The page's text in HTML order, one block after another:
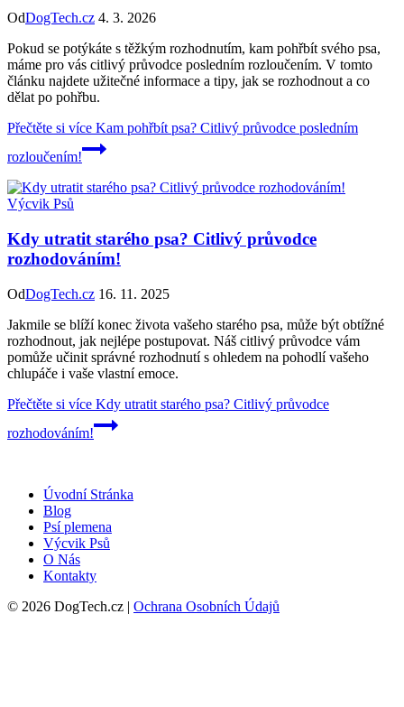
OdDogTech.cz 4. 3. 2026
Pokud se potýkáte s těžkým rozhodnutím, kam pohřbít svého psa,
máme pro vás citlivý průvodce posledním rozloučením. V tomto
článku najdete užitečné informace a tipy, jak se rozhodnout a co
dělat po pohřbu.
Přečtěte si více Kam pohřbít psa? Citlivý průvodce posledním
rozloučením!
Výcvik Psů
Kdy utratit starého psa? Citlivý průvodce
rozhodováním!
OdDogTech.cz 16. 11. 2025
Jakmile se blíží konec života vašeho starého psa, může být obtížné
rozhodnout, jak nejlépe postupovat. Náš citlivý průvodce vám
pomůže učinit správné rozhodnutí s ohledem na pohodlí vašeho
chlupáče i vaše vlastní emoce.
Přečtěte si více Kdy utratit starého psa? Citlivý průvodce
rozhodováním!
Úvodní Stránka
Blog
Psí plemena
Výcvik Psů
O Nás
Kontakty
© 2026 DogTech.cz | Ochrana Osobních Údajů